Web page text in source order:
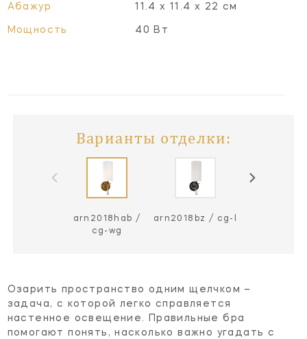
Абажур 11.4 х 11.4 х 22 см
Мощность 40 Вт
Варианты отделки:
arn2018hab /
cg-wg
arn2018bz / cg-l
Озарить пространство одним щелчком –
задача, с которой легко справляется
настенное освещение. Правильные бра
помогают понять, насколько важно угадать с